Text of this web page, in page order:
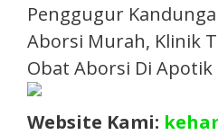
Penggugur
Aborsi Murah, Klinik
Obat Aborsi Di Apotik
Website Kami: